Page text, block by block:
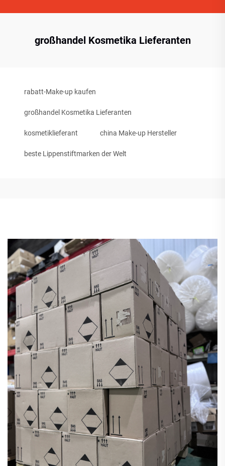
großhandel Kosmetika Lieferanten
rabatt-Make-up kaufen
großhandel Kosmetika Lieferanten
kosmetiklieferant china Make-up Hersteller
beste Lippenstiftmarken der Welt